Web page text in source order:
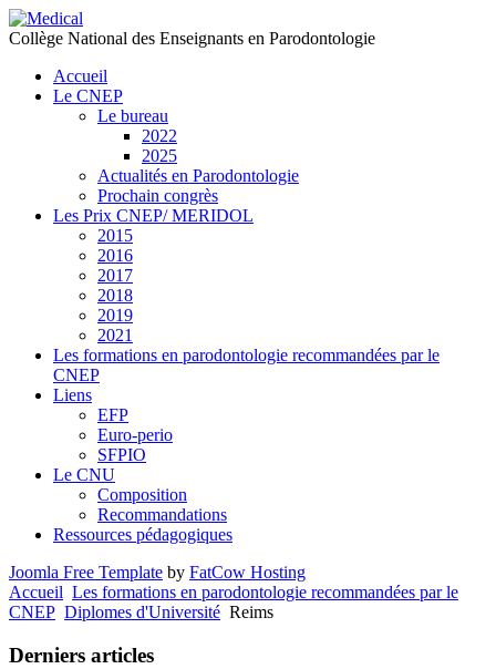
Collège National des Enseignants en Parodontologie
Accueil
Le CNEP
Le bureau
2022
2025
Actualités en Parodontologie
Prochain congrès
Les Prix CNEP/ MERIDOL
2015
2016
2017
2018
2019
2021
Les formations en parodontologie recommandées par le
CNEP
Liens
EFP
Euro-perio
SFPIO
Le CNU
Composition
Recommandations
Ressources pédagogiques
Joomla Free Template by FatCow Hosting
Accueil Les formations en parodontologie recommandées par le
CNEP Diplomes d'Université Reims
Derniers articles
précédente
précédent
suivante
suivant